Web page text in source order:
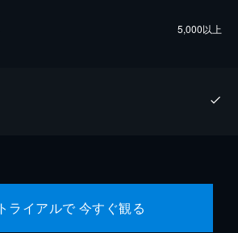
5,000以上
ライアルで 今すぐ観る